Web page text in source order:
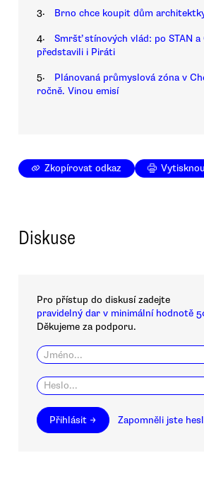
3. Brno chce koupit dům
4.
Smršť stínových vlád: po STAN a
představili i Piráti
5.
Plánovaná průmyslová zóna v
ročně. Vinou emisí
Zkopírovat odkaz
Diskuse
Pro přístup do diskusí zadejte
pravidelný dar v minimální hodnotě
Děkujeme za podporu.
Přihlásit → Zapomněli jste